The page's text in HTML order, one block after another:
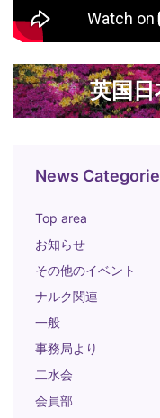
英国
News
Top area
お知らせ
その他のイベント
ナルク関連
一般
事務局より
二水会
会員部